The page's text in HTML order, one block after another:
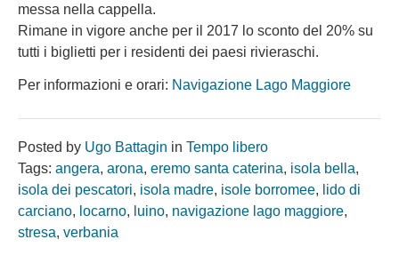
messa nella cappella.
Rimane in vigore anche per il 2017 lo sconto del 20% su
tutti i biglietti per i residenti dei paesi rivieraschi.
Per informazioni e orari: Navigazione Lago Maggiore
Posted by Ugo Battagin in Tempo libero
Tags: angera, arona, eremo santa caterina, isola bella,
isola dei pescatori, isola madre, isole borromee, lido di
carciano, locarno, luino, navigazione lago maggiore,
stresa, verbania